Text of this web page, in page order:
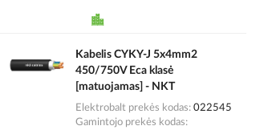
Kabelis CYKY-J 5x4mm2
450/750V Eca klasė
[matuojamas] - NKT
Elektrobalt prekės kodas 022545
Gamintojo prekės kodas